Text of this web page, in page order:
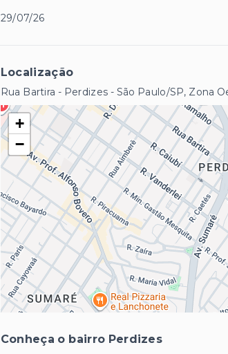
29/07/26
Localização
Rua Bartira - Perdizes - São Paulo/SP, Zona
+
−
Conheça o bairro Perdizes